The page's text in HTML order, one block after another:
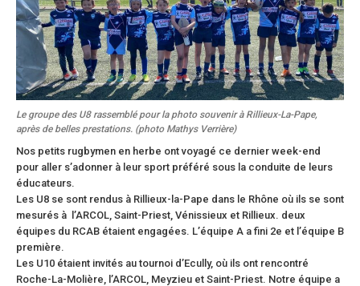
Le groupe des U8 rassemblé pour la photo souvenir à Rillieux-La-Pape,
après de belles prestations. (photo Mathys Verrière)
Nos petits rugbymen en herbe ont voyagé ce dernier week-end
pour aller s’adonner à leur sport préféré sous la conduite de leurs
éducateurs.
Les U8 se sont rendus à Rillieux-la-Pape dans le Rhône où ils se sont
mesurés à l’ARCOL, Saint-Priest, Vénissieux et Rillieux. deux
équipes du RCAB étaient engagées. L’équipe A a fini 2e et l’équipe B
première.
Les U10 étaient invités au tournoi d’Ecully, où ils ont rencontré
Roche-La-Molière, l’ARCOL, Meyzieu et Saint-Priest. Notre équipe a